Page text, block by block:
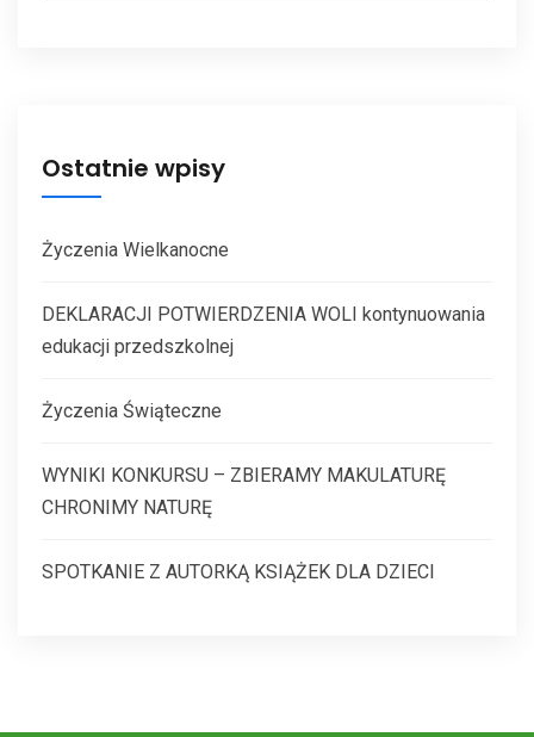
Ostatnie wpisy
Życzenia Wielkanocne
DEKLARACJI POTWIERDZENIA WOLI kontynuowania
edukacji przedszkolnej
Życzenia Świąteczne
WYNIKI KONKURSU – ZBIERAMY MAKULATURĘ
CHRONIMY NATURĘ
SPOTKANIE Z AUTORKĄ KSIĄŻEK DLA DZIECI